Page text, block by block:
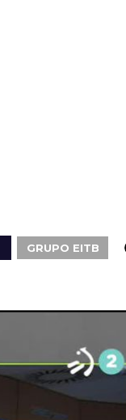
GRUPO EITB